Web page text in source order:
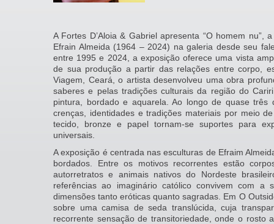
A Fortes D’Aloia & Gabriel apresenta “O homem nu”,
Efrain Almeida (1964 – 2024) na galeria desde seu
entre 1995 e 2024, a exposição oferece uma vista
de sua produção a partir das relações entre corpo,
Viagem, Ceará, o artista desenvolveu uma obra
saberes e pelas tradições culturais da região do
pintura, bordado e aquarela. Ao longo de quase três
crenças, identidades e tradições materiais por meio
tecido, bronze e papel tornam-se suportes para
universais.
A exposição é centrada nas esculturas de Efraim
bordados. Entre os motivos recorrentes estão
autorretratos e animais nativos do Nordeste
referências ao imaginário católico convivem com a
dimensões tanto eróticas quanto sagradas. Em O
sobre uma camisa de seda translúcida, cuja
recorrente sensação de transitoriedade, onde o rosto